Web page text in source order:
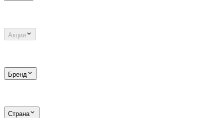
Акции
Бренд
Страна